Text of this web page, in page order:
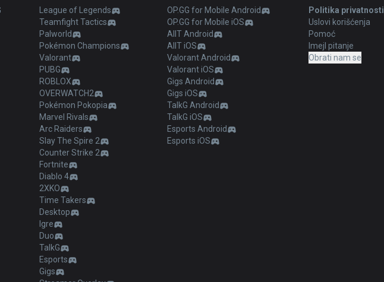
League of Legends
Teamfight Tactics
Palworld
Pokémon Champions
Valorant
PUBG
ROBLOX
OVERWATCH2
Pokémon Pokopia
Marvel Rivals
Arc Raiders
Slay The Spire 2
Counter Strike 2
Fortnite
Diablo 4
2XKO
Time Takers
Desktop
Igre
Duo
TalkG
Esports
Gigs
OP.GG for Mobile Android
OP.GG for Mobile iOS
AllT Android
AllT iOS
Valorant Android
Valorant iOS
Gigs Android
Gigs iOS
TalkG Android
TalkG iOS
Esports Android
Esports iOS
Politika privatnosti
Uslovi korišćenja
Pomoć
Imejl pitanje
Obrati nam se